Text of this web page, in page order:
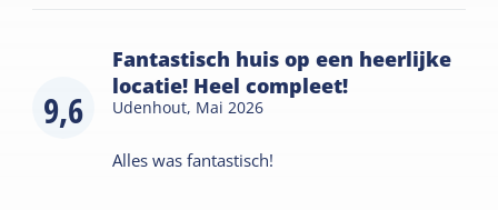
9,6
Fantastisch huis op een heerlijke
locatie! Heel compleet!
Udenhout, Mai 2026
Alles was fantastisch!